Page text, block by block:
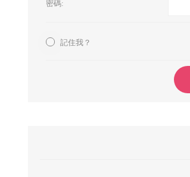
密碼:
記住我？